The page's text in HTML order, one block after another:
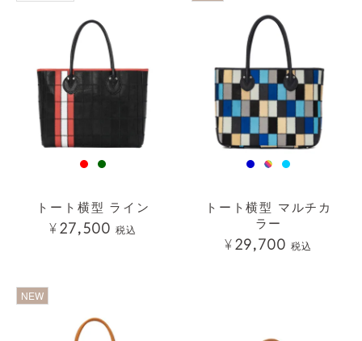
トート横型 ライン
¥27,500 税込
トート横型 マルチカ
ラー
¥29,700 税込
NEW